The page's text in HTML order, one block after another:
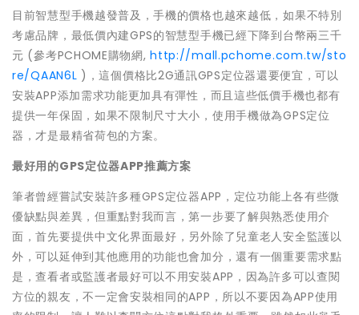
目前智慧型手機越發普及，手機的價格也越來越低，如果不特別
考慮品牌，最低價內建GPS的智慧型手機已經下降到台幣兩三千
元 (參考PCHOME購物網,http://mall.pchome.com.tw/sto
re/QAAN6L )，這個價格比2G通訊GPS定位器還要便宜，可以
安裝APP添加需求功能更加具有彈性，而且這些低價手機也都有
提供一年保固，如果不限制尺寸大小，使用手機做為GPS定位
器，才是最精省荷包的方案。
最好用的GPS定位器APP推薦方案
筆者曾經嘗試安裝許多種GPS定位器APP，定位功能上各有些微
優缺點與差異，但重點對我而言，第一步要了解與熟悉使用介
面，首先要提供中文化界面最好，另外除了兒童老人安全監護以
外，可以延伸到其他應用的功能也會加分，還有一個重要需求點
是，查看者或監護者最好可以不用安裝APP，因為許多可以查閱
方位的親友，不一定會安裝相同的APP，所以不要因為APP使用